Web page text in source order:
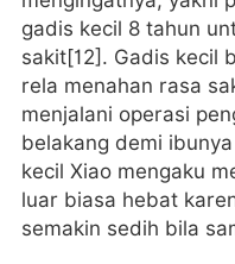
gadis kecil 8 tahun
sakit[12]. Gadis kecil
rela menahan rasa
menjalani operasi
belakang demi
kecil Xiao mengaku
luar biasa hebat
semakin sedih bila